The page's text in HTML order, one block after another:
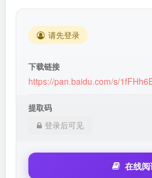
请先登录
下载链接
https://pan.baidu.com/s/
提取码
登录后可见
在线阅